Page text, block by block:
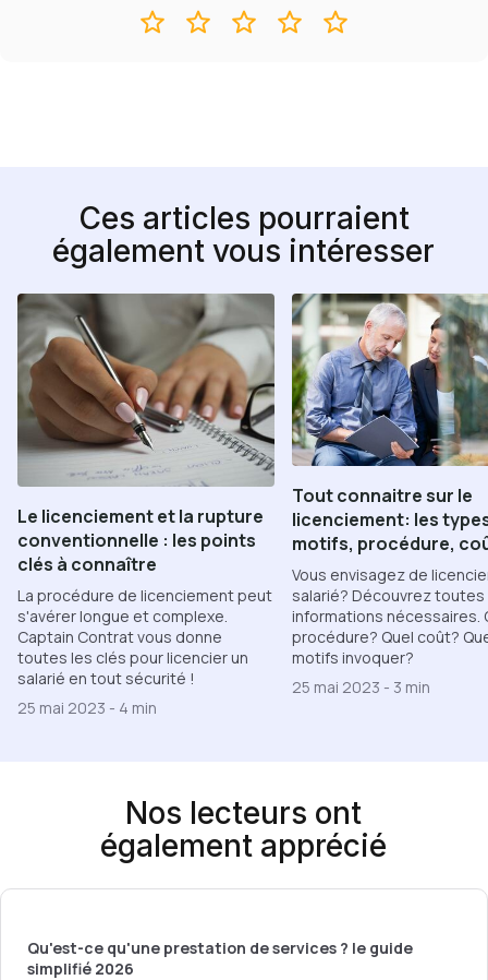
Ces articles pourraient
également vous intéresser
Le licenciement et la rupture
conventionnelle : les points
clés à connaître
La procédure de licenciement peut
s'avérer longue et complexe.
Captain Contrat vous donne
toutes les clés pour licencier un
salarié en tout sécurité !
25 mai 2023 - 4 min
Tout connaitre sur le
licenciement: les
motifs, procédure,
Vous envisagez de
salarié? Découvrez toutes
informations nécessaires.
procédure? Quel coût?
motifs invoquer?
25 mai 2023 - 3 min
Nos lecteurs ont
également apprécié
Qu'est-ce qu'une prestation de services ? le guide
simplifié 2026